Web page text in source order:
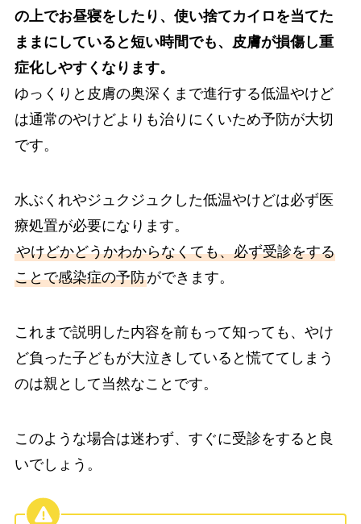
の上でお昼寝をしたり、使い捨てカイロを当てた
ままにしていると短い時間でも、皮膚が損傷し重
症化しやすくなります。
ゆっくりと皮膚の奥深くまで進行する低温やけど
は通常のやけどよりも治りにくいため予防が大切
です。
水ぶくれやジュクジュクした低温やけどは必ず医
療処置が必要になります。
やけどかどうかわからなくても、必ず受診をする
ことで感染症の予防ができます。
これまで説明した内容を前もって知っても、やけ
ど負った子どもが大泣きしていると慌ててしまう
のは親として当然なことです。
このような場合は迷わず、すぐに受診をすると良
いでしょう。